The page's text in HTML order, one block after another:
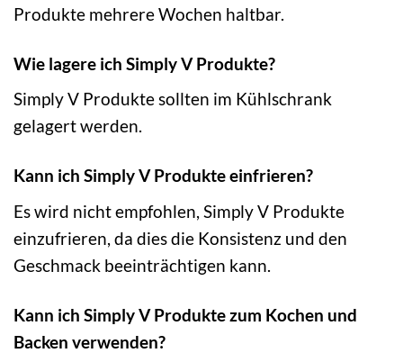
Produkte mehrere Wochen haltbar.
Wie lagere ich Simply V Produkte?
Simply V Produkte sollten im Kühlschrank
gelagert werden.
Kann ich Simply V Produkte einfrieren?
Es wird nicht empfohlen, Simply V Produkte
einzufrieren, da dies die Konsistenz und den
Geschmack beeinträchtigen kann.
Kann ich Simply V Produkte zum Kochen und
Backen verwenden?